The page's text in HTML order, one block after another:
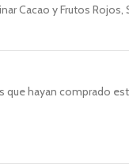
Cacao y Frutos
que hayan comprado